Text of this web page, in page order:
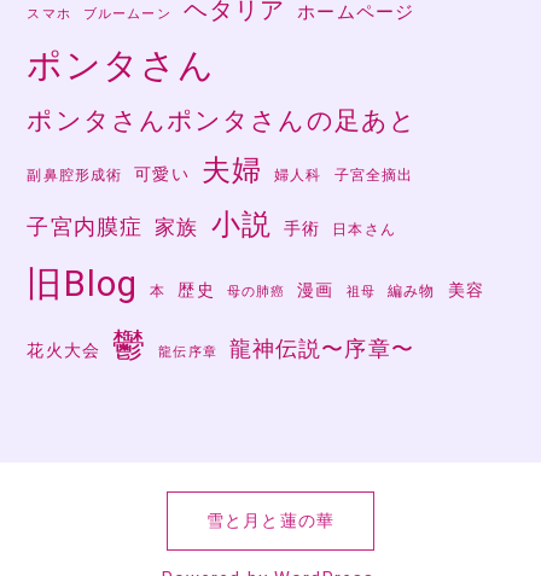
スマホ ブルームーン ヘタリア ホームページ
ポンタさん
ポンタさんポンタさんの足あと
副鼻腔形成術 可愛い 夫婦 婦人科 子宮全摘出
子宮内膜症 家族 小説 手術 日本さん
旧Blog 本 歴史 母の肺癌 漫画 祖母 編み物 美容
花火大会 鬱 龍伝序章 龍神伝説〜序章〜
雪と月と蓮の華